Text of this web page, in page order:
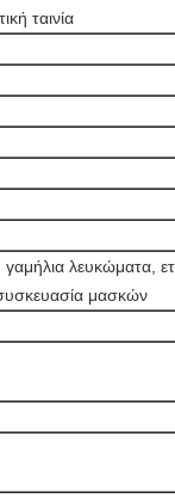
ταινία
λευκώματα,
μασκών